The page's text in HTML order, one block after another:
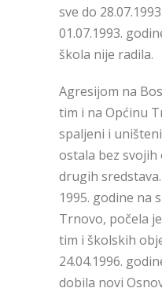
sve do
01.07.1993.
škola nije radila.
Agresijom na
tim i na Općinu
spaljeni i
ostala bez
drugih
1995. godine na
Trnovo, počela
tim i školskih
24.04.1996.
dobila novi